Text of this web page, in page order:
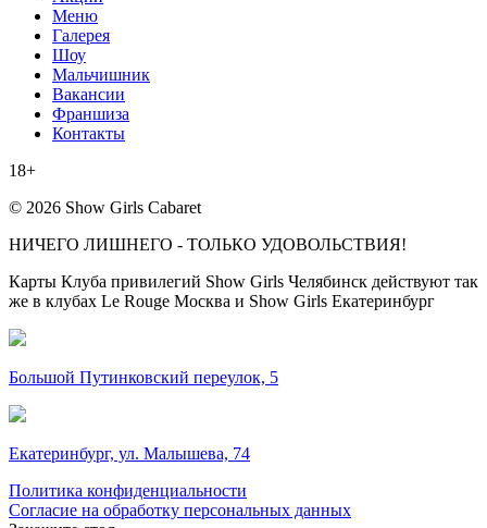
Меню
Галерея
Шоу
Мальчишник
Вакансии
Франшиза
Контакты
18+
© 2026 Show Girls Cabaret
НИЧЕГО ЛИШНЕГО - ТОЛЬКО УДОВОЛЬСТВИЯ!
Карты Клуба привилегий Show Girls Челябинск действуют так
же в клубах Le Rouge Москва и Show Girls Екатеринбург
Большой Путинковский переулок, 5
Екатеринбург, ул. Малышева, 74
Политика конфиденциальности
Согласие на обработку персональных данных